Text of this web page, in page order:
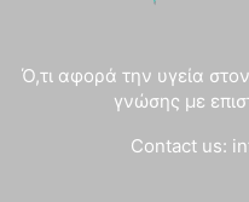
Ό,τι αφορά την υγεία
γνώσης με
Contact us: